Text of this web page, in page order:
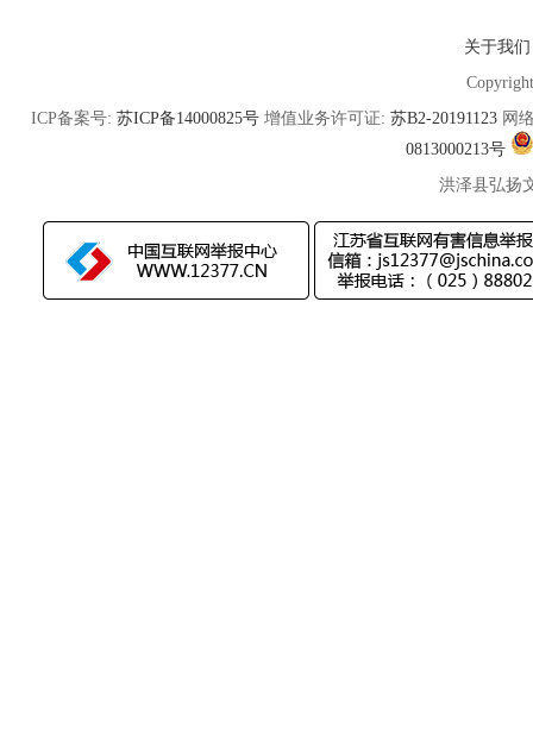
关于我们
ICP备案号: 苏ICP备14000825号 增值业务许可证: 苏B2-20191123 网
0813000213号
洪泽县弘扬